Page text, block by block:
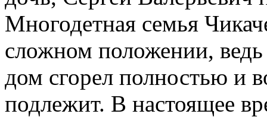
Многодетная семья
сложном положении,
дом сгорел полностью и
подлежит. В настоящее